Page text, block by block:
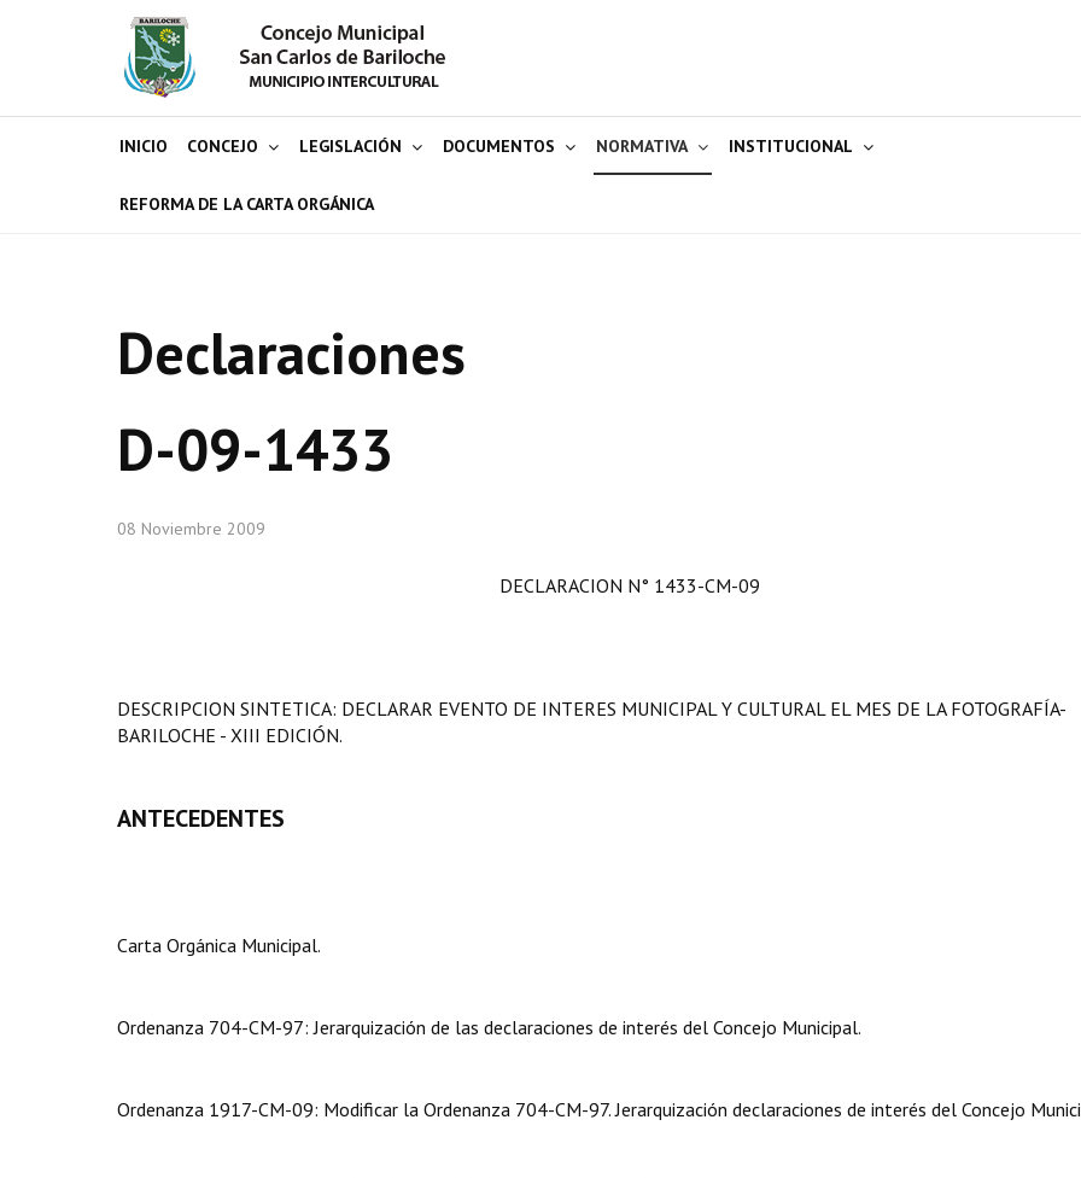
INICIO CONCEJO LEGISLACIÓN DOCUMENTOS NORMATIVA INSTITUCIONAL
REFORMA DE LA CARTA ORGÁNICA
Declaraciones
D-09-1433
08 Noviembre 2009
DECLARACION N° 1433-CM-09
DESCRIPCION SINTETICA: DECLARAR EVENTO DE INTERES MUNICIPAL Y CULTURAL EL MES DE LA FOTOGRAFÍA-
BARILOCHE - XIII EDICIÓN.
ANTECEDENTES
Carta Orgánica Municipal.
Ordenanza 704-CM-97: Jerarquización de las declaraciones de interés del Concejo Municipal.
Ordenanza 1917-CM-09: Modificar la Ordenanza 704-CM-97. Jerarquización declaraciones de interés del Concejo